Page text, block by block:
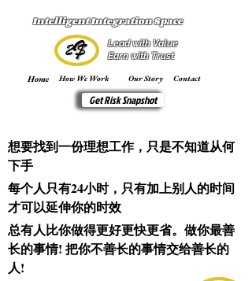
Intelligent Integration Space
Lead with Value
Earn with Trust
Home How We Work Our Story Contact
Get Risk Snapshot
想要找到一份理想工作，只是不知道从何
下手
每个人只有24小时，只有加上别人的时间
才可以延伸你的时效
总有人比你做得更好更快更省。做你最善
长的事情! 把你不善长的事情交给善长的
人!